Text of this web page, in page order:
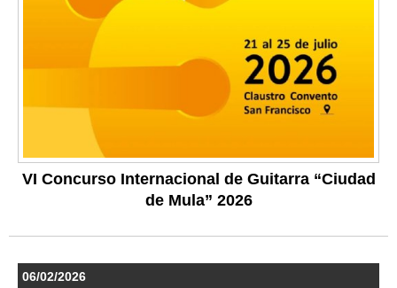
VI Concurso Internacional de Guitarra “Ciudad
de Mula” 2026
06/02/2026